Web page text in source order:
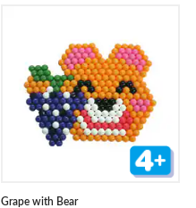
Grape with Bear